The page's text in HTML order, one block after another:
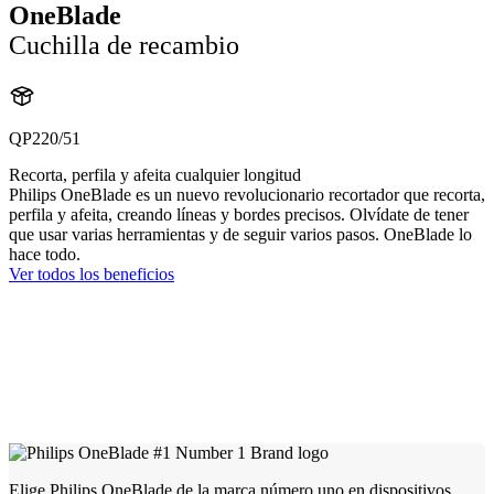
OneBlade
Cuchilla de recambio
QP220/51
Recorta, perfila y afeita cualquier longitud
Philips OneBlade es un nuevo revolucionario recortador que recorta,
perfila y afeita, creando líneas y bordes precisos. Olvídate de tener
que usar varias herramientas y de seguir varios pasos. OneBlade lo
hace todo.
Ver todos los beneficios
Elige Philips OneBlade de la marca número uno en dispositivos